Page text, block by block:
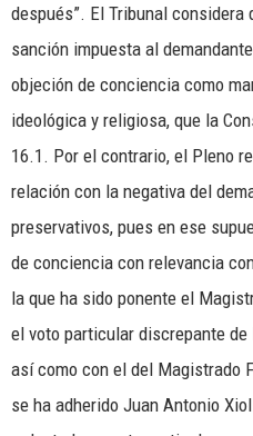
después”. El Tribunal
sanción impuesta al
objeción de conciencia como
ideológica y religiosa, que la
16.1. Por el contrario, el Pleno
relación con la negativa del
preservativos, pues en ese
de conciencia con relevancia
la que ha sido ponente el
el voto particular discrepante
así como con el del Magistrado
se ha adherido Juan Antonio